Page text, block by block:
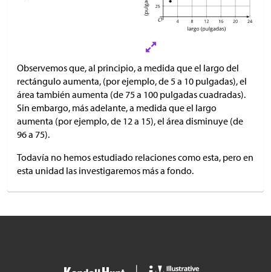
Observemos que, al principio, a medida que el largo del
rectángulo aumenta, (por ejemplo, de 5 a 10 pulgadas), el
área también aumenta (de 75 a 100 pulgadas cuadradas).
Sin embargo, más adelante, a medida que el largo
aumenta (por ejemplo, de 12 a 15), el área disminuye (de
96 a 75).
Todavía no hemos estudiado relaciones como esta, pero en
esta unidad las investigaremos más a fondo.